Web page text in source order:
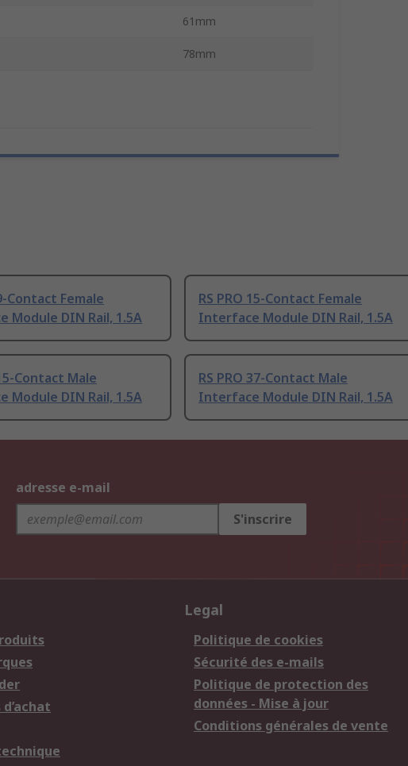
61mm
78mm
Contact Female
Module DIN Rail, 1.5A
RS PRO 15-Contact Female
Interface Module DIN Rail, 1.5A
Contact Male
Module DIN Rail, 1.5A
RS PRO 37-Contact Male
Interface Module DIN Rail, 1.5A
adresse e-mail
S'inscrire
Legal
Politique de cookies
Sécurité des e-mails
Politique de protection des
données - Mise à jour
Conditions générales de vente